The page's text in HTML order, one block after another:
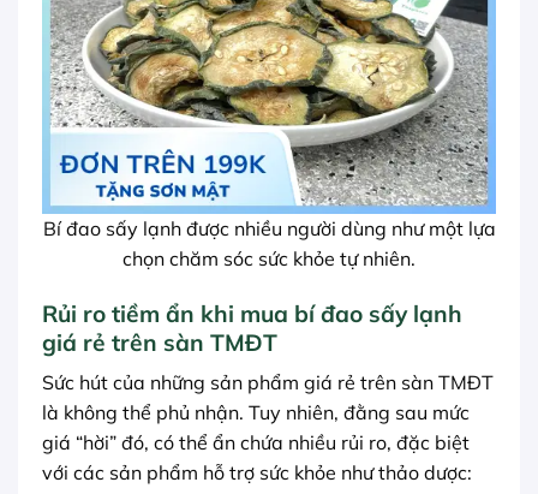
Bí đao sấy lạnh được nhiều người dùng như một lựa
chọn chăm sóc sức khỏe tự nhiên.
Rủi ro tiềm ẩn khi mua bí đao sấy lạnh
giá rẻ trên sàn TMĐT
Sức hút của những sản phẩm giá rẻ trên sàn TMĐT
là không thể phủ nhận. Tuy nhiên, đằng sau mức
giá “hời” đó, có thể ẩn chứa nhiều rủi ro, đặc biệt
với các sản phẩm hỗ trợ sức khỏe như thảo dược: